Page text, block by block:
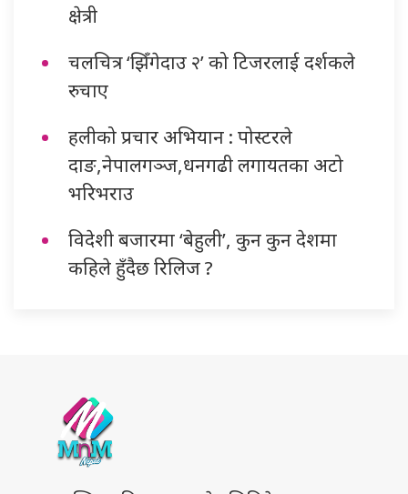
क्षेत्री
चलचित्र ‘झिँगेदाउ २’ को टिजरलाई दर्शकले
रुचाए
हलीको प्रचार अभियान : पोस्टरले
दाङ,नेपालगञ्ज,धनगढी लगायतका अटो
भरिभराउ
विदेशी बजारमा ‘बेहुली’, कुन कुन देशमा
कहिले हुँदैछ रिलिज ?